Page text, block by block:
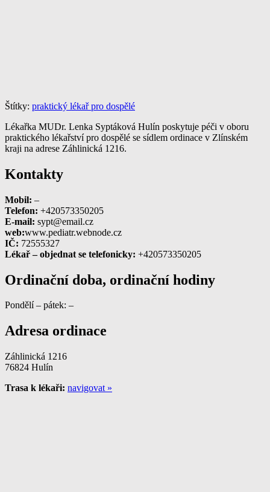
Štítky: praktický lékař pro dospělé
Lékařka MUDr. Lenka Syptáková Hulín poskytuje péči v oboru
praktického lékařství pro dospělé se sídlem ordinace v Zlínském
kraji na adrese Záhlinická 1216.
Kontakty
Mobil: –
Telefon: +420573350205
E-mail: sypt@email.cz
web:www.pediatr.webnode.cz
IČ: 72555327
Lékař – objednat se telefonicky: +420573350205
Ordinační doba, ordinační hodiny
Pondělí – pátek: –
Adresa ordinace
Záhlinická 1216
76824 Hulín
Trasa k lékaři: navigovat »